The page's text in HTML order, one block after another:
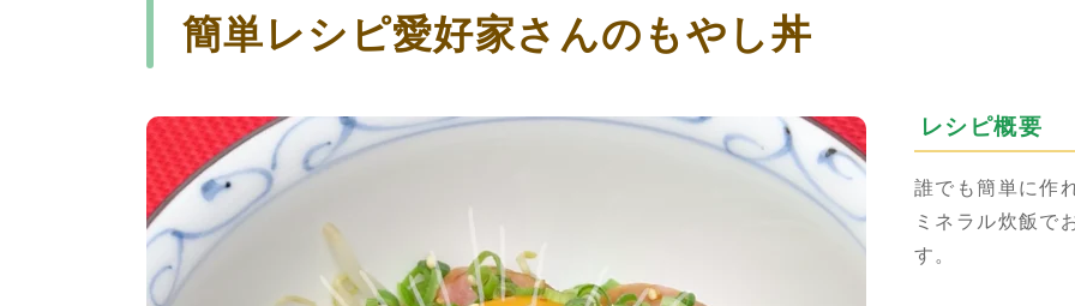
簡単レシピ愛好家さんのもやし丼
レシピ概要
誰でも簡単に作
ミネラル炊飯で
す。